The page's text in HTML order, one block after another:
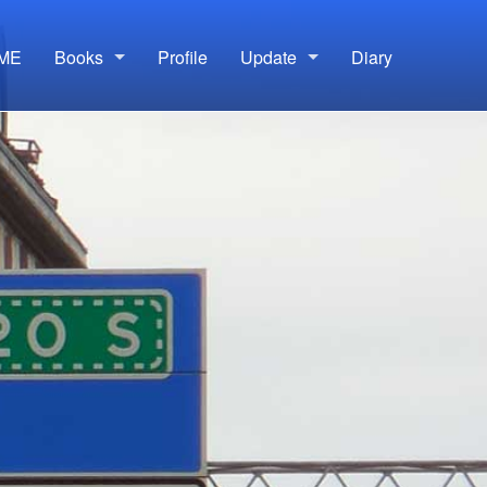
Books Profile Update Diary